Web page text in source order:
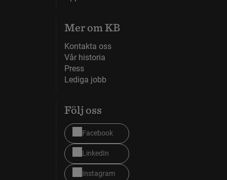
Mer om KB
Kontakta oss
Vår historia
Press
Lediga jobb
Följ oss
Facebook
LinkedIn
Instagram